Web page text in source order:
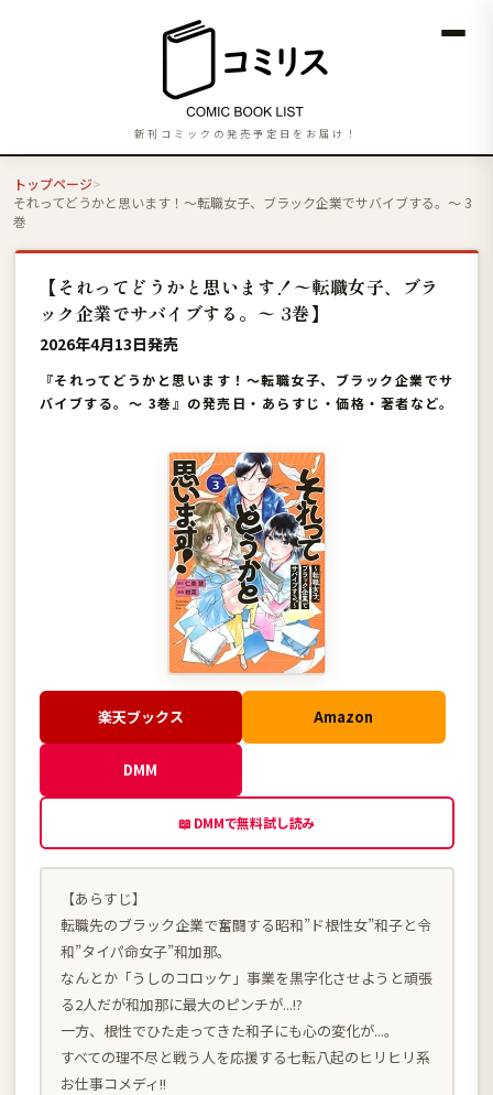
新刊コミックの発売予定日をお届け！
トップページ
それってどうかと思います！〜転職女子、ブラック企業でサバイブする。〜 3
巻
【それってどうかと思います！〜転職女子、ブラ
ック企業でサバイブする。〜 3巻】
2026年4月13日発売
『それってどうかと思います！〜転職女子、ブラック企業でサ
バイブする。〜 3巻』の発売日・あらすじ・価格・著者など。
楽天ブックス Amazon
DMM
📖 DMMで無料試し読み
【あらすじ】
転職先のブラック企業で奮闘する昭和”ド根性女”和子と令
和”タイパ命女子”和加那。
なんとか「うしのコロッケ」事業を黒字化させようと頑張
る2人だが和加那に最大のピンチが...!?
一方、根性でひた走ってきた和子にも心の変化が...。
すべての理不尽と戦う人を応援する七転八起のヒリヒリ系
お仕事コメディ!!